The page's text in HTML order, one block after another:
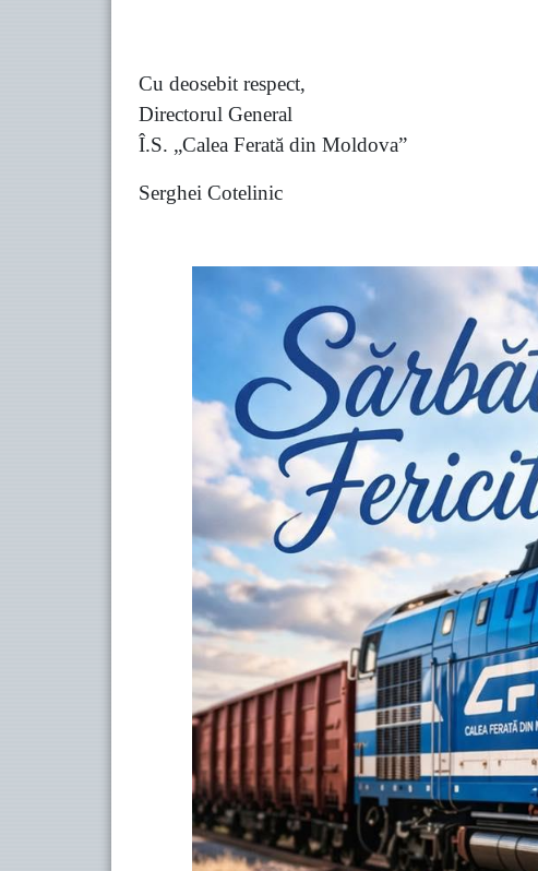
Cu deosebit respect,
Directorul General
Î.S. „Calea Ferată din Moldova”
Serghei Cotelinic